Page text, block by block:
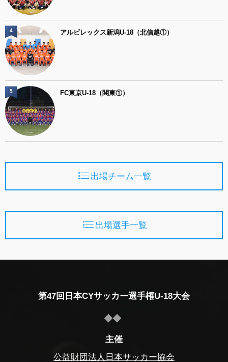
アルビレックス新潟U-18（北信越①）
4
FC東京U-18（関東①）
5
出場チーム一覧
出場選手一覧
第47回日本CYサッカー選手権U-18大会
主催
公益財団法人日本サッカー協会